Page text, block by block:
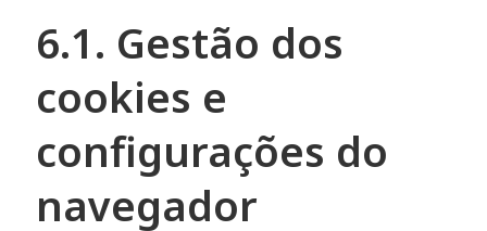
6.1. Gestão dos
cookies e
configurações do
navegador